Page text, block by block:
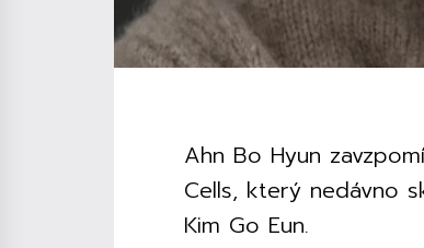
Ahn Bo Hyun
Cells, který nedávno
Kim Go Eun.